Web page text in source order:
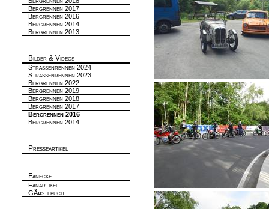
Bergrennen 2017
Bergrennen 2016
Bergrennen 2014
Bergrennen 2013
Bilder & Videos
Strassenrennen 2024
Strassenrennen 2023
Bergrennen 2022
Bergrennen 2019
Bergrennen 2018
Bergrennen 2017
Bergrennen 2016
Bergrennen 2014
Presseartikel
Fanecke
Fanartikel
GÃ¤stebuch